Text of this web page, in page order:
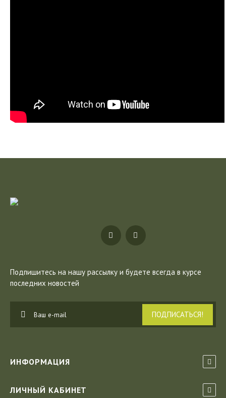
Подпишитесь на нашу рассылку и будете всегда в курсе
последних новостей
ПОДПИСАТЬСЯ!
ИНФОРМАЦИЯ
ЛИЧНЫЙ КАБИНЕТ